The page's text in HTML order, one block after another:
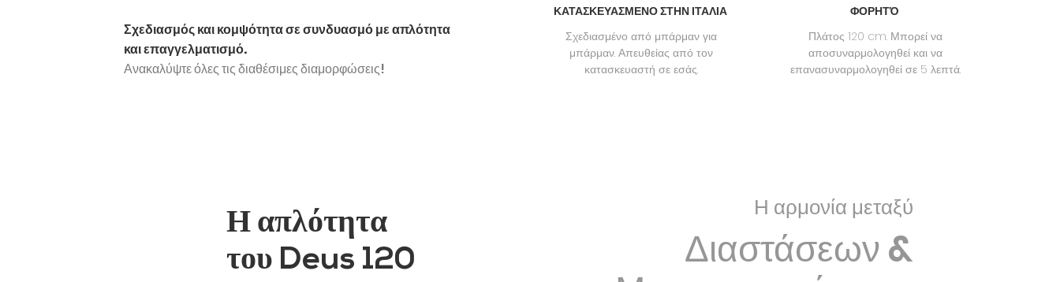
Σχεδιασμός και κομψότητα σε συνδυασμό με απλότητα
και επαγγελματισμό.
Ανακαλύψτε όλες τις διαθέσιμες διαμορφώσεις!
ΚΑΤΑΣΚΕΥΑΣΜΕΝΟ ΣΤΗΝ ΙΤΑΛΙΑ
Σχεδιασμένο από μπάρμαν για
μπάρμαν. Απευθείας από τον
κατασκευαστή σε εσάς.
ΦΟΡΗΤΌ
Πλάτος 120 cm. Μπορεί να
αποσυναρμολογηθεί και να
επανασυναρμολογηθεί σε 5 λεπτά.
Η απλότητα
του Deus 120
Η αρμονία μεταξύ
Διαστάσεων &